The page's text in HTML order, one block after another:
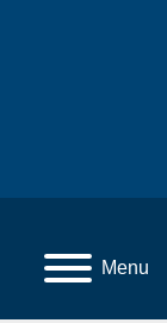
Menu